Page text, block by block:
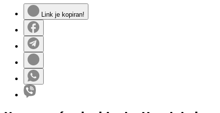
Link je kopiran!